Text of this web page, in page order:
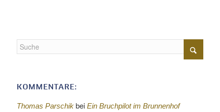
KOMMENTARE:
Thomas Parschikbei Ein Bruchpilot im Brunnenhof